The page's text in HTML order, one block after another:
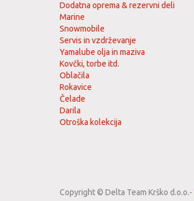
Dodatna oprema & rezervni deli
Marine
Snowmobile
Servis in vzdrževanje
Yamalube olja in maziva
Kovčki, torbe itd.
Oblačila
Rokavice
Čelade
Darila
Otroška kolekcija
Copyright © Delta Team Krško d.o.o.-